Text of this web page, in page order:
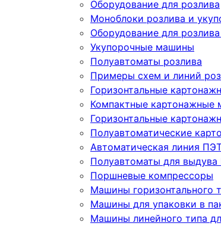
Оборудование для розлива
Моноблоки розлива и
Оборудование для
Укупорочные машины
Полуавтоматы розлива
Примеры схем и линий
Горизонтальные
Компактные картонажные
Горизонтальные
Полуавтоматические
Автоматическая линия
Полуавтоматы для
Поршневые компрессоры
Машины горизонтального
Машины для упаковки в
Машины линейного типа